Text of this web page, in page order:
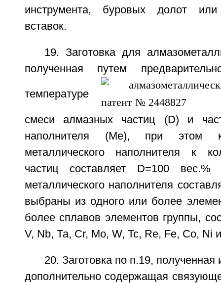
инструмента, буровых долот или
вставок.
19. Заготовка для
полученная путем
температуре
смеси алмазных частиц (D) и
наполнителя (Me), при этом
металлического наполнителя к
частиц составляет D=100
металлического наполнителя
выбраны из одного или более
более сплавов элементов группы,
V, Nb, Та, Cr, Mo, W, Tc, Re, Fe, Co, Ni
20. Заготовка по п.19, полученная
дополнительно содержащая